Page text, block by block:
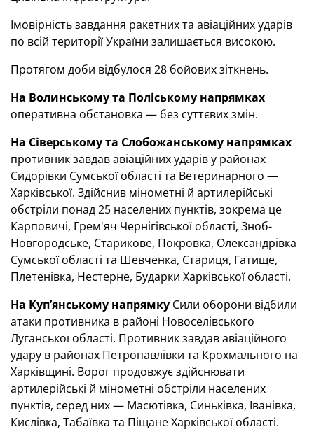
Імовірність завдання ракетних та авіаційних ударів
по всій території України залишається високою.
Протягом доби відбулося 28 бойових зіткнень.
На Волинському та Поліському напрямках
оперативна обстановка — без суттєвих змін.
На Сіверському та Слобожанському напрямках
противник завдав авіаційних ударів у районах
Сидорівки Сумської області та Ветеринарного —
Харківської. Здійснив мінометні й артилерійські
обстріли понад 25 населених пунктів, зокрема це
Карповичі, Грем'яч Чернігівської області, Зноб-
Новгородське, Старикове, Покровка, Олександрівка
Сумської області та Шевченка, Стариця, Гатище,
Плетенівка, Нестерне, Бударки Харківської області.
На Куп’янському напрямку Сили оборони відбили
атаки противника в районі Новоселівського
Луганської області. Противник завдав авіаційного
удару в районах Петропавлівки та Крохмального на
Харківщині. Ворог продовжує здійснювати
артилерійські й мінометні обстріли населених
пунктів, серед них — Масютівка, Синьківка, Іванівка,
Кислівка, Табаївка та Піщане Харківської області.